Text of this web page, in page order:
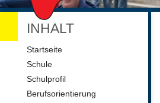
INHALT
Navigation
Startseite
Schule
Schulprofil
Berufsorientierung